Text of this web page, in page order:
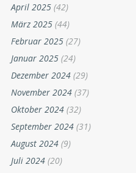
April 2025 (42)
März 2025 (44)
Februar 2025 (27)
Januar 2025 (24)
Dezember 2024 (29)
November 2024 (37)
Oktober 2024 (32)
September 2024 (31)
August 2024 (9)
Juli 2024 (20)